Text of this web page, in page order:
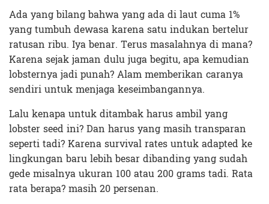
Ada yang bilang bahwa yang ada di laut cuma 1%
yang tumbuh dewasa karena satu indukan bertelur
ratusan ribu. Iya benar. Terus masalahnya di mana?
Karena sejak jaman dulu juga begitu, apa kemudian
lobsternya jadi punah? Alam memberikan caranya
sendiri untuk menjaga keseimbangannya.
Lalu kenapa untuk ditambak harus ambil yang
lobster seed ini? Dan harus yang masih transparan
seperti tadi? Karena survival rates untuk adapted ke
lingkungan baru lebih besar dibanding yang sudah
gede misalnya ukuran 100 atau 200 grams tadi. Rata
rata berapa? masih 20 persenan.